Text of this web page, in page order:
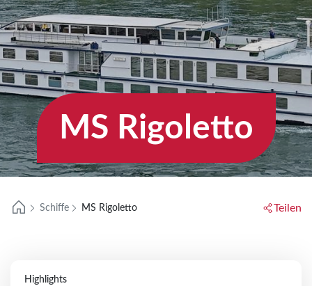
Reisekataloge
Aktuelle Werbung
Fliegen ab Braunschweig
Taxi-
Bus zum
Reiseclub
MS Rigoletto
Schiffe MS Rigoletto Teilen
Highlights